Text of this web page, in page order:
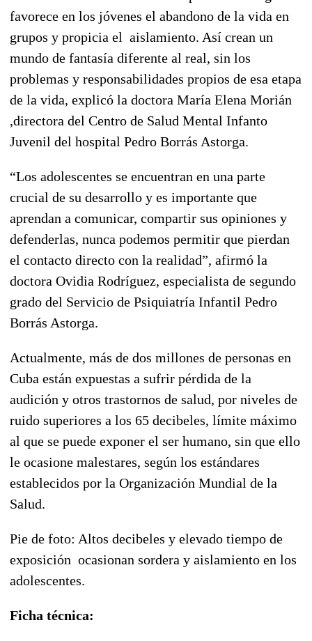
favorece en los jóvenes el abandono de la vida en
grupos y propicia el aislamiento. Así crean un
mundo de fantasía diferente al real, sin los
problemas y responsabilidades propios de esa etapa
de la vida, explicó la doctora María Elena Morián
,directora del Centro de Salud Mental Infanto
Juvenil del hospital Pedro Borrás Astorga.
“Los adolescentes se encuentran en una parte
crucial de su desarrollo y es importante que
aprendan a comunicar, compartir sus opiniones y
defenderlas, nunca podemos permitir que pierdan
el contacto directo con la realidad”, afirmó la
doctora Ovidia Rodríguez, especialista de segundo
grado del Servicio de Psiquiatría Infantil Pedro
Borrás Astorga.
Actualmente, más de dos millones de personas en
Cuba están expuestas a sufrir pérdida de la
audición y otros trastornos de salud, por niveles de
ruido superiores a los 65 decibeles, límite máximo
al que se puede exponer el ser humano, sin que ello
le ocasione malestares, según los estándares
establecidos por la Organización Mundial de la
Salud.
Pie de foto: Altos decibeles y elevado tiempo de
exposición ocasionan sordera y aislamiento en los
adolescentes.
Ficha técnica: